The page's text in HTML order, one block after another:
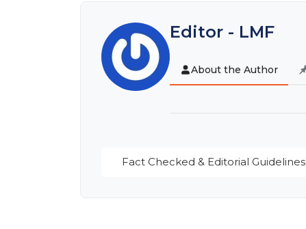
Editor - LMF
About the Author
Fact Checked & Editorial Guidelines